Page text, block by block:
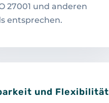
27001 und anderen
entsprechen.
und Flexibilität